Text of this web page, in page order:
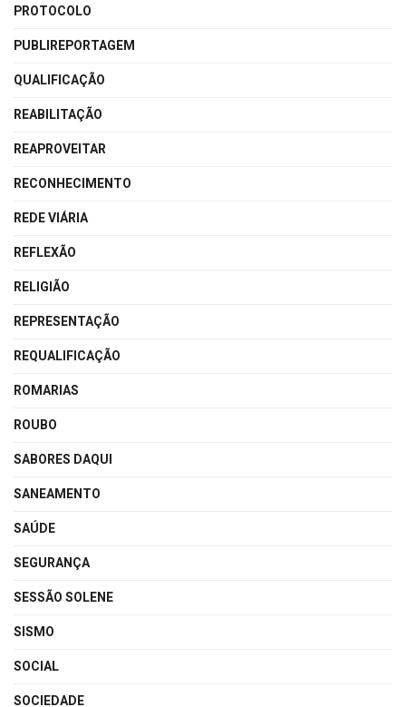
PROTOCOLO
PUBLIREPORTAGEM
QUALIFICAÇÃO
REABILITAÇÃO
REAPROVEITAR
RECONHECIMENTO
REDE VIÁRIA
REFLEXÃO
RELIGIÃO
REPRESENTAÇÃO
REQUALIFICAÇÃO
ROMARIAS
ROUBO
SABORES DAQUI
SANEAMENTO
SAÚDE
SEGURANÇA
SESSÃO SOLENE
SISMO
SOCIAL
SOCIEDADE